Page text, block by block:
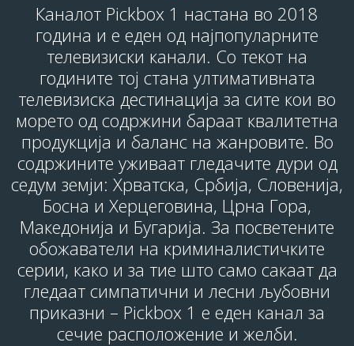
Каналот Pickbox 1 настана во 2018
година и е еден од најпопуларните
телевизиски канали. Со текот на
годините тој стана ултимативната
телевизиска дестинација за сите кои во
морето од содржини бараат квалитетна
продукција и баланс на жанровите. Во
содржините уживаат гледачите дури од
седум земји: Хрватска, Србија, Словенија,
Босна и Херцеговина, Црна Гора,
Македонија и Бугарија. За посветените
обожаватели на криминалистичките
серии, како и за тие што само сакаат да
гледаат симпатични и лесни љубовни
приказни – Pickbox 1 е еден канал за
сечие расположение и желби.